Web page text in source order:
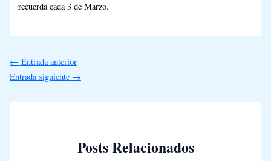
recuerda cada 3 de Marzo.
← Entrada anterior
Entrada siguiente →
Posts Relacionados